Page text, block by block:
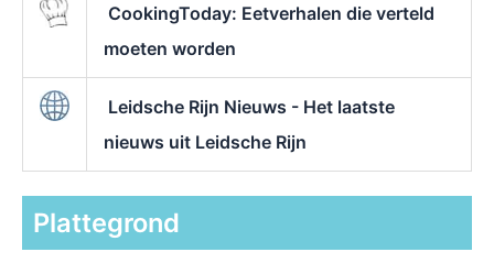
CookingToday: Eetverhalen die verteld
moeten worden
Leidsche Rijn Nieuws - Het laatste
nieuws uit Leidsche Rijn
Plattegrond